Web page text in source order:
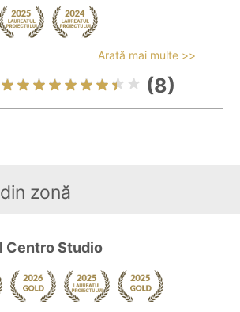
Arată mai multe >>
(8)
zonă
Centro Studio